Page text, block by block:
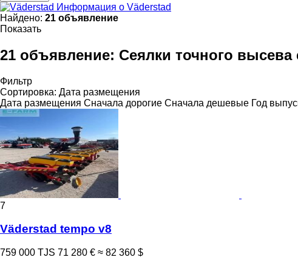
Информация о Väderstad
Найдено: 21 объявление
Показать
21 объявление: Сеялки точного
Фильтр
Сортировка: Дата размещения
Дата размещения Сначала дорогие Сначала дешевые Год
7
Väderstad tempo v8
759 000 TJS 71 280 € ≈ 82 360 $